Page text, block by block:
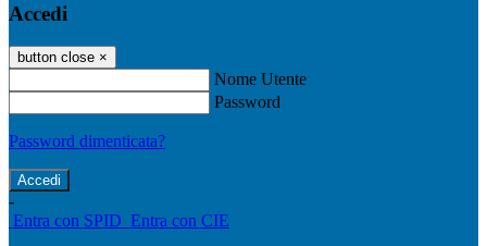
Accedi
button close ×
Nome Utente
Password
Password dimenticata?
-
Entra con SPID Entra con CIE